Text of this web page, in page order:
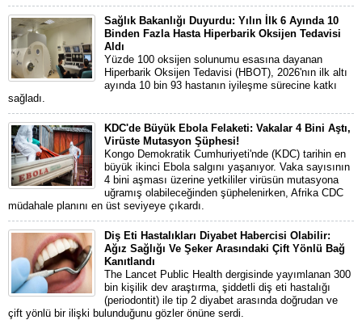
Sağlık Bakanlığı Duyurdu: Yılın İlk 6 Ayında 10
Binden Fazla Hasta Hiperbarik Oksijen Tedavisi
Aldı
Yüzde 100 oksijen solunumu esasına dayanan
Hiperbarik Oksijen Tedavisi (HBOT), 2026'nın ilk altı
ayında 10 bin 93 hastanın iyileşme sürecine katkı
sağladı.
KDC'de Büyük Ebola Felaketi: Vakalar 4 Bini Aştı,
Virüste Mutasyon Şüphesi!
Kongo Demokratik Cumhuriyeti'nde (KDC) tarihin en
büyük ikinci Ebola salgını yaşanıyor. Vaka sayısının
4 bini aşması üzerine yetkililer virüsün mutasyona
uğramış olabileceğinden şüphelenirken, Afrika CDC
müdahale planını en üst seviyeye çıkardı.
Diş Eti Hastalıkları Diyabet Habercisi Olabilir:
Ağız Sağlığı Ve Şeker Arasındaki Çift Yönlü Bağ
Kanıtlandı
The Lancet Public Health dergisinde yayımlanan 300
bin kişilik dev araştırma, şiddetli diş eti hastalığı
(periodontit) ile tip 2 diyabet arasında doğrudan ve
çift yönlü bir ilişki bulunduğunu gözler önüne serdi.